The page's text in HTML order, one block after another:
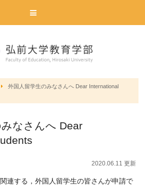
外国人留学生のみなさんへ Dear International
なさんへ Dear
2020.06.11 更新
連する，外国人留学生の皆さんが申請で